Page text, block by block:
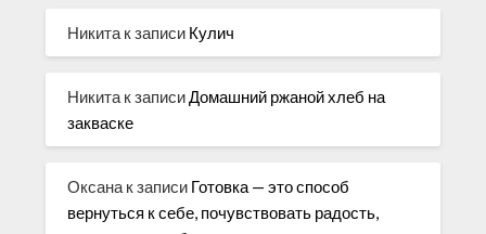
Никита к записи Кулич
Никита к записиДомашний ржаной хлеб на
закваске
Оксана к записи Готовка — это способ
вернуться к себе, почувствовать радость,